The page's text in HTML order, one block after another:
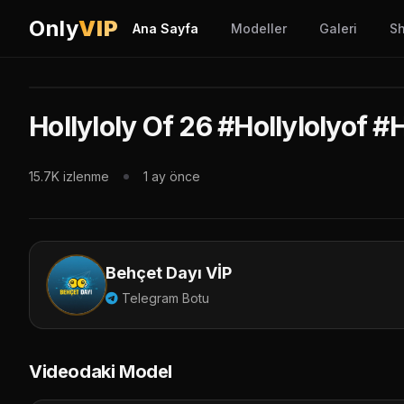
OnlyVIP Ana Sayfa Modeller Galeri
Bu video sadece VIP
Hollyloly Of 26 #Hollylolyof
15.7K izlenme 1 ay önce
Behçet Dayı VİP
Telegram Botu
Videodaki Model